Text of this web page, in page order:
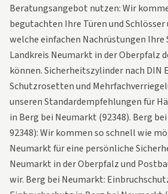
Beratungsangebot nutzen: Wir
begutachten Ihre Türen und Schlösser
welche einfachen Nachrüstungen Ihre
Landkreis Neumarkt in der Oberpfalz
können. Sicherheitszylinder nach DIN
Schutzrosetten und
unseren Standardempfehlungen für
in Berg bei Neumarkt (92348). Berg
92348): Wir kommen so schnell wie
Neumarkt für eine persönliche
Neumarkt in der Oberpfalz und
wir. Berg bei Neumarkt: